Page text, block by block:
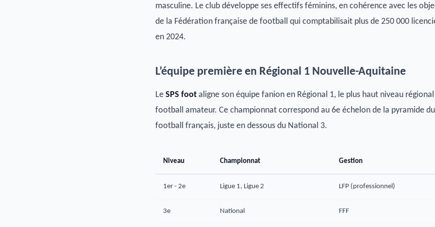
masculine. Le club développe ses effectifs féminins, en cohérence avec les
de la Fédération française de football qui comptabilisait plus de 250 000
en 2024.
L’équipe première en Régional 1 Nouvelle-Aquitaine
Le SPS foot aligne son équipe fanion en Régional 1, le plus haut niveau
football amateur. Ce championnat correspond au 6e échelon de la pyramide du
football français, juste en dessous du National 3.
Niveau Championnat Gestion
1er - 2e Ligue 1, Ligue 2 LFP (professionnel)
3e National FFF